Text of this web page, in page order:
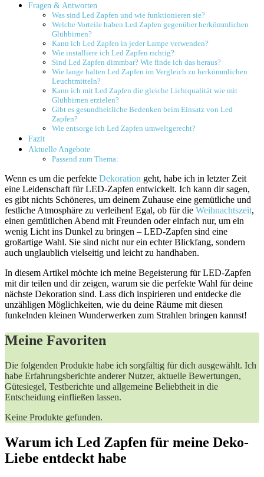
Fragen & Antworten
Was​ sind Led Zapfen und‍ wie funktionieren sie?
Welche Vorteile haben ⁤Led Zapfen gegenüber‌ herkömmlichen
Glühbirnen?
Kann ich Led ‍Zapfen in jeder Lampe verwenden?
Wie installiere ich Led Zapfen richtig?
Sind ‍Led Zapfen ‍dimmbar? Wie finde ich das heraus?
Wie lange⁢ halten Led Zapfen ⁤im Vergleich​ zu herkömmlichen
‌Leuchtmitteln?
Kann ich mit Led Zapfen die gleiche Lichtqualität wie mit
Glühbirnen erzielen?
Gibt es gesundheitliche Bedenken beim ⁣Einsatz von Led
Zapfen?
Wie entsorge⁢ ich Led‍ Zapfen umweltgerecht?
Fazit
Aktuelle Angebote
Passend zum Thema:
Wenn es um die perfekte Dekoration geht, habe‌ ich in ‍letzter⁣ Zeit
eine Leidenschaft für‍ LED-Zapfen⁢ entwickelt. Ich kann dir sagen,
es gibt ‍nichts Schöneres, um deinem Zuhause eine gemütliche und
festliche Atmosphäre‍ zu ⁤verleihen! Egal, ‍ob für die Weihnachtszeit,‌
einen ​gemütlichen Abend mit Freunden oder einfach nur,⁤ um ein
wenig Licht ins Dunkel zu bringen – LED-Zapfen⁢ sind ⁣eine
großartige Wahl. Sie sind ‍nicht nur ein echter Blickfang, sondern⁤
auch unglaublich⁣ vielseitig und leicht zu handhaben. ​
In ​diesem Artikel möchte ich meine Begeisterung⁤ für‍ LED-Zapfen
mit⁤ dir teilen und dir zeigen, ⁤warum sie ‌die ‍perfekte Wahl für⁣ deine
⁣nächste Dekoration sind.‍ Lass dich ‌inspirieren und ‌entdecke‍ die⁣
unzähligen Möglichkeiten,⁣ wie du deine Räume​ mit diesen
‍funkelnden kleinen Wunderwerken zum Strahlen bringen kannst!
Meine Favoriten
Die folgenden Produkte​ habe⁢ ich‌ sorgfältig ‍für dich ausgewählt. Ich
habe Erfahrungsberichte anderer ‌Nutzer, aktuelle Bewertungen,
Gütesiegel, Testberichte und allgemeine Beliebtheit in die
Entscheidung einfließen lassen.
Keine Produkte gefunden.
Warum ich Led​ Zapfen für meine Deko-
Liebe⁣ entdeckt habe